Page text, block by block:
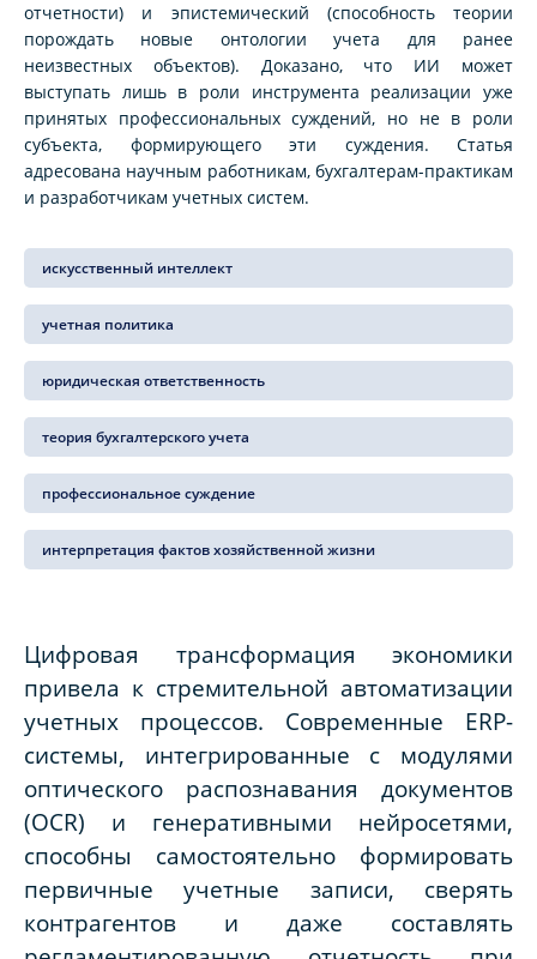
отчетности) и эпистемический (способность теории
порождать новые онтологии учета для ранее
неизвестных объектов). Доказано, что ИИ может
выступать лишь в роли инструмента реализации уже
принятых профессиональных суждений, но не в роли
субъекта, формирующего эти суждения. Статья
адресована научным работникам, бухгалтерам-практикам
и разработчикам учетных систем.
искусственный интеллект
учетная политика
юридическая ответственность
теория бухгалтерского учета
профессиональное суждение
интерпретация фактов хозяйственной жизни
Цифровая трансформация экономики
привела к стремительной автоматизации
учетных процессов. Современные ERP-
системы, интегрированные с модулями
оптического распознавания документов
(OCR) и генеративными нейросетями,
способны самостоятельно формировать
первичные учетные записи, сверять
контрагентов и даже составлять